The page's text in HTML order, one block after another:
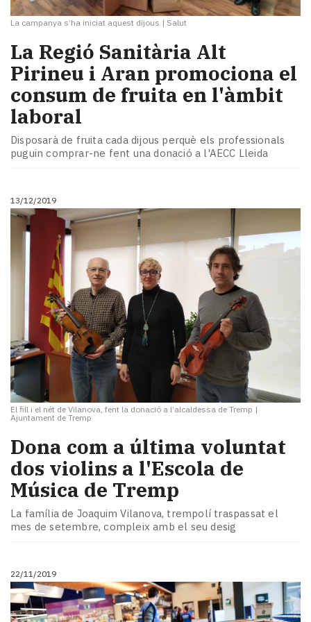
La campanya s’ha iniciat aquest dijous | Salut
La Regió Sanitària Alt
Pirineu i Aran promociona el
consum de fruita en l'àmbit
laboral
Disposarà de fruita cada dijous perquè els professionals
puguin comprar-ne fent una donació a l'AECC Lleida
13/12/2019
El fill i el nét de Vilanova, fent la donació a l’alcaldessa de Tremp |
Ajuntament de Tremp
Dona com a última voluntat
dos violins a l'Escola de
Música de Tremp
La família de Joaquim Vilanova, trempolí traspassat el
mes de setembre, compleix amb el seu desig
22/11/2019